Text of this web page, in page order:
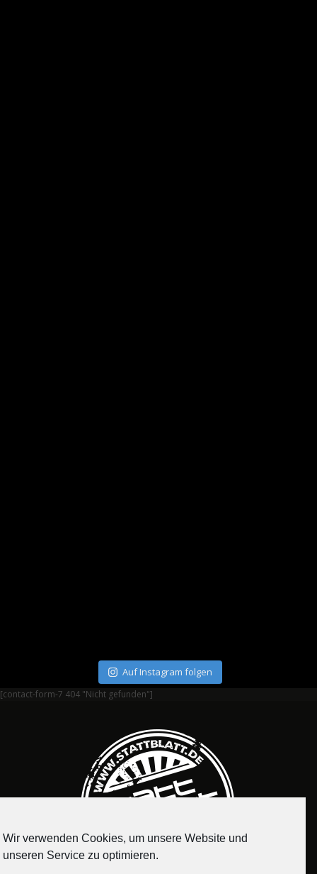
Auf Instagram folgen
[contact-form-7 404 "Nicht gefunden"]
Wir verwenden Cookies, um unsere Website und
unseren Service zu optimieren.